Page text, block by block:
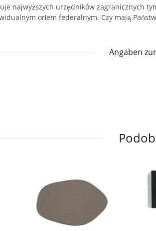
najwyższych urzędników zagranicznych
orłem federalnym. Czy mają
Angaben